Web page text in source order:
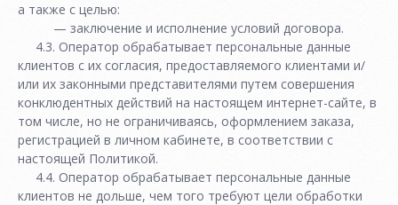
а также с целью:
— заключение и исполнение условий договора.
4.3. Оператор обрабатывает персональные данные
клиентов с их согласия, предоставляемого клиентами и/
или их законными представителями путем совершения
конклюдентных действий на настоящем интернет-сайте, в
том числе, но не ограничиваясь, оформлением заказа,
регистрацией в личном кабинете, в соответствии с
настоящей Политикой.
4.4. Оператор обрабатывает персональные данные
клиентов не дольше, чем того требуют цели обработки